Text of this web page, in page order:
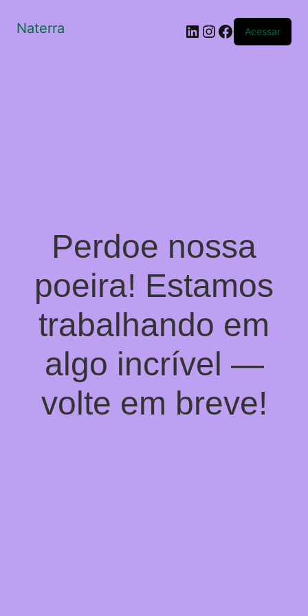
Naterra LinkedIn
Instagram
Facebook
Acessar
Perdoe nossa
poeira! Estamos
trabalhando em
algo incrível —
volte em breve!